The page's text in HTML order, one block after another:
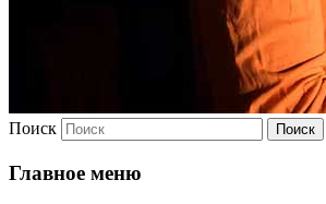
Поиск
Главное меню